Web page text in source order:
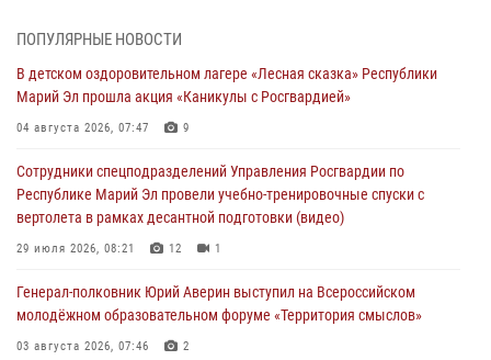
Всероссийском семинаре в Нижнем Новгороде (видео)
07 августа 2026, 06:25 8 1
Команда «Росгвардия» принимает участие в военно-спортивном
07 августа 2026, 05:43 10
Представитель вневедомственной охраны Управления Росгвардии
по Республике Марий Эл принял участие в учебно-методическом
06 августа 2026, 09:37 10
В Марий Эл сотрудники ЛРР Росгвардии за прошедший месяц
ПОПУЛЯРНЫЕ НОВОСТИ
В детском оздоровительном лагере «Лесная сказка» Республики
Марий Эл прошла акция «Каникулы с Росгвардией»
04 августа 2026, 07:47 9
Сотрудники спецподразделений Управления Росгвардии по
Республике Марий Эл провели учебно-тренировочные спуски с
вертолета в рамках десантной подготовки (видео)
29 июля 2026, 08:21 12 1
Генерал-полковник Юрий Аверин выступил на Всероссийском
молодёжном образовательном форуме «Территория смыслов»
03 августа 2026, 07:46 2